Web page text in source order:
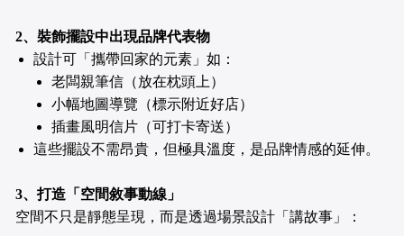
2、裝飾擺設中出現品牌代表物
設計可「攜帶回家的元素」如：
老闆親筆信（放在枕頭上）
小幅地圖導覽（標示附近好店）
插畫風明信片（可打卡寄送）
這些擺設不需昂貴，但極具溫度，是品牌情感的延伸。
3、打造「空間敘事動線」
空間不只是靜態呈現，而是透過場景設計「講故事」：